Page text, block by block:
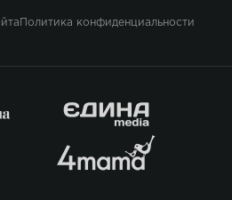
Политика конфиденциальности